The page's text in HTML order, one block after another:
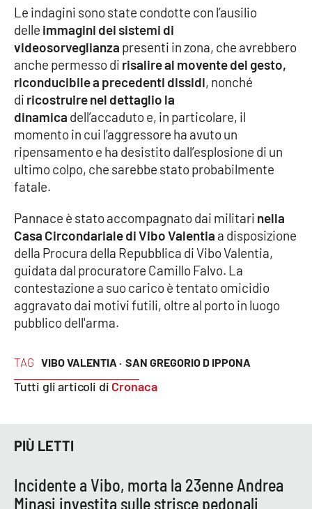
Società
Sport
RUBRICHE
Good Morning Vietnam
Parchi Marini Calabria
Leggendo Alvaro insieme
Imprese Di Calabria
Le perfidie di Antonella Grippo
Venti di comunicazione
STREAMING
LaC Network
LaC OnAir
TAG VIBO VALENTIA · SAN GREGORIO D IPPONA
Tutti gli articoli di Cronaca
Le indagini sono state condotte con l’ausilio
delle immagini dei sistemi di
videosorveglianza presenti in zona, che avrebbero
anche permesso di risalire al movente del gesto,
riconducibile a precedenti dissidi, nonché
di ricostruire nel dettaglio la
dinamica dell’accaduto e, in particolare, il
momento in cui l’aggressore ha avuto un
ripensamento e ha desistito dall’esplosione di un
ultimo colpo, che sarebbe stato probabilmente
fatale.
Pannace è stato accompagnato dai militari nella
Casa Circondariale di Vibo Valentia a disposizione
della Procura della Repubblica di Vibo Valentia,
guidata dal procuratore Camillo Falvo. La
contestazione a suo carico è tentato omicidio
aggravato dai motivi futili, oltre al porto in luogo
pubblico dell'arma.
PIÙ LETTI
Incidente a Vibo, morta la 23enne Andrea
Minasi investita sulle strisce pedonali